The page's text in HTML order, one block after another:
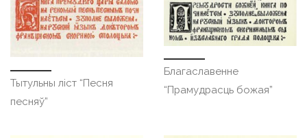
Тытульны ліст “Песня
песняў”
Благаславенне
“Прамудрасць божая”